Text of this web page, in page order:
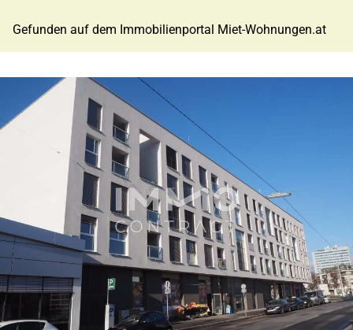
Gefunden auf dem Immobilienportal Miet-Wohnungen.at